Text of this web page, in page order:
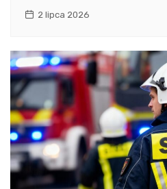
2 lipca 2026